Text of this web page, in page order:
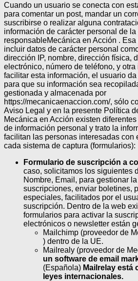
Cuando un usuario se conecta con
para comentar un post, mandar un
suscribirse o realizar alguna
información de carácter personal de la
responsableMecánica en Acción .
incluir datos de carácter personal
dirección IP, nombre, dirección física,
electrónico, número de teléfono, y otra
facilitar esta información, el usuario
para que su información sea
gestionada y almacenada por
https://mecanicaenaccion.com/, sólo
Aviso Legal y en la presente Política
Mecánica en Acción existen
de información personal y trato la
facilitan las personas interesadas con
cada sistema de captura (formularios):
Formulario de suscripción a
caso, solicitamos los siguientes
Nombre, Email, para gestionar
suscripciones, enviar boletines,
especiales, facilitados por el
suscripción. Dentro de la web
formularios para activar la
electrónicos o newsletter están
Mailchimp (proveedor de
) dentro de la UE.
Mailrealy (proveedor de
un software de email
(Española) Mailrelay está
leyes internacionales.